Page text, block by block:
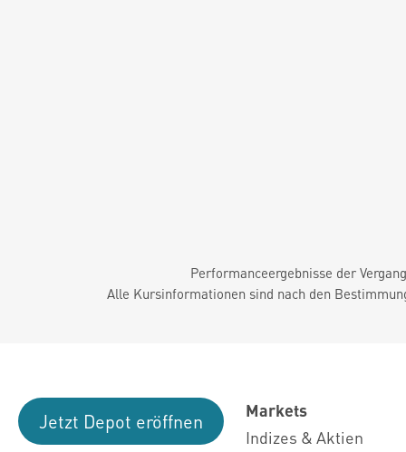
Performanceergebnisse der
Alle Kursinformationen sind nach den
Jetzt Depot eröffnen
Markets
Indizes & Aktien